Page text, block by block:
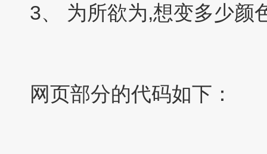
3、 为所欲为,想变多少颜
网页部分的代码如下：